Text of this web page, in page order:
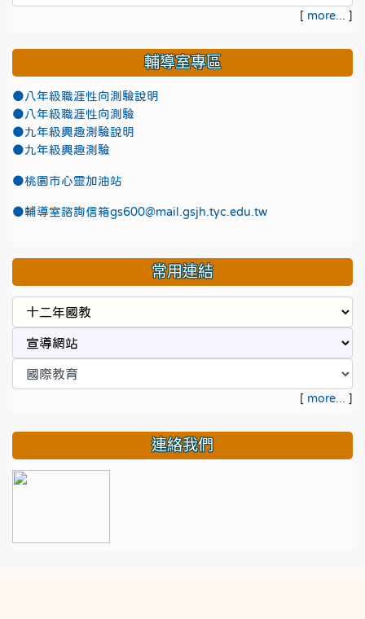
[ more... ]
輔導室專區
●八年級職涯性向測驗說明
●八年級職涯性向測驗
●九年級興趣測驗說明
●九年級興趣測驗
●桃園市心靈加油站
●輔導室諮詢信箱gs600@mail.gsjh.tyc.edu.tw
常用連結
[ more... ]
連絡我們